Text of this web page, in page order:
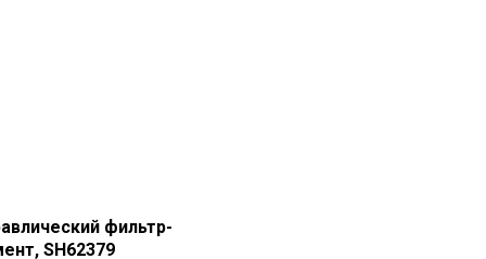
фильтр-
SH62379